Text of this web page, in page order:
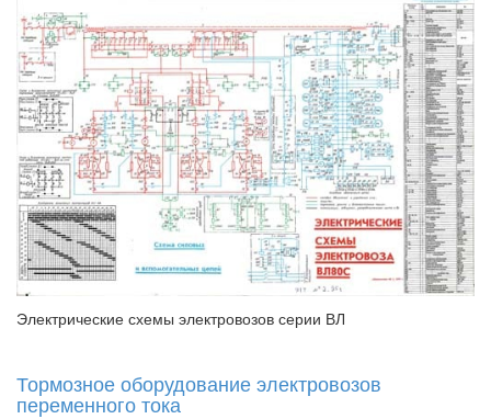
Электрические схемы электровозов серии ВЛ
Тормозное оборудование электровозов
переменного тока